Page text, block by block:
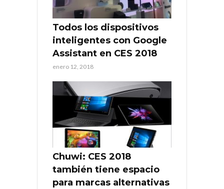
Todos los dispositivos
inteligentes con Google
Assistant en CES 2018
enero 12, 2018
Chuwi: CES 2018
también tiene espacio
para marcas alternativas